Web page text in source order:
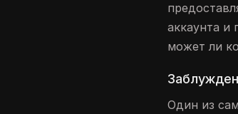
аккаунта и
может ли
Один из